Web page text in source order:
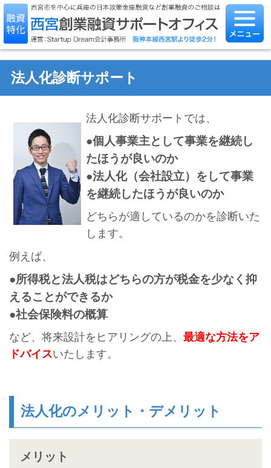
法人化診断サポート
法人化診断サポートでは、
●個人事業主として事業を継続し
たほうが良いのか
●法人化（会社設立）をして事業
を継続したほうが良いのか
どちらが適しているのかを診断いた
します。
例えば、
●所得税と法人税はどちらの方が税金を少なく抑
えることができるか
●社会保険料の概算
など、将来設計をヒアリングの上、 最適な方法をア
ドバイスいたします。
法人化のメリット・デメリット
メリット